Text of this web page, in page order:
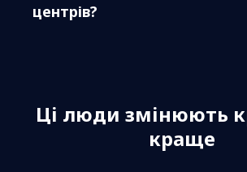
центрів?
Ці люди змінюють
краще